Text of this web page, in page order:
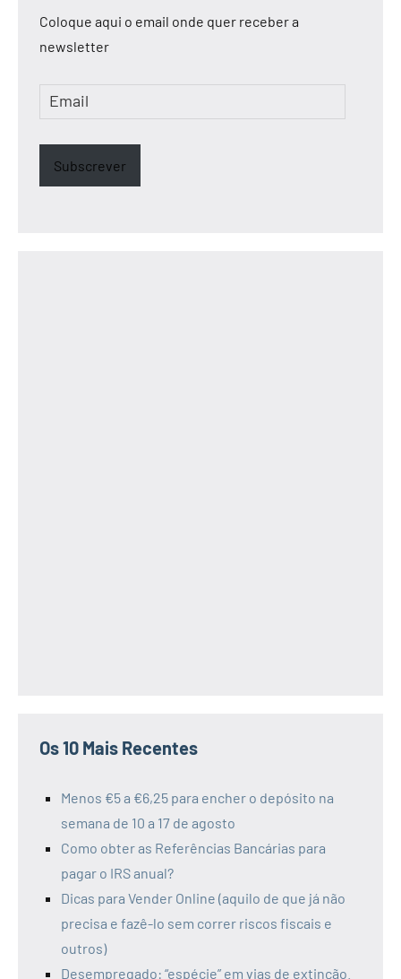
Coloque aqui o email onde quer receber a
newsletter
Email
Subscrever
Os 10 Mais Recentes
Menos €5 a €6,25 para encher o depósito na
semana de 10 a 17 de agosto
Como obter as Referências Bancárias para
pagar o IRS anual?
Dicas para Vender Online (aquilo de que já não
precisa e fazê-lo sem correr riscos fiscais e
outros)
Desempregado: “espécie” em vias de extinção.